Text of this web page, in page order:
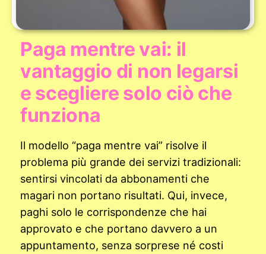
Paga mentre vai: il
vantaggio di non legarsi
e scegliere solo ciò che
funziona
Il modello “paga mentre vai” risolve il
problema più grande dei servizi tradizionali:
sentirsi vincolati da abbonamenti che
magari non portano risultati. Qui, invece,
paghi solo le corrispondenze che hai
approvato e che portano davvero a un
appuntamento, senza sorprese né costi